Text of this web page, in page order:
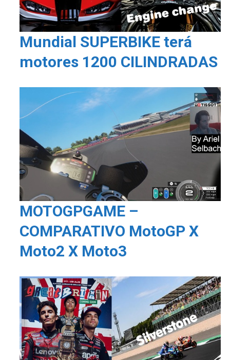
Mundial SUPERBIKE terá
motores 1200 CILINDRADAS
MOTOGPGAME –
COMPARATIVO MotoGP X
Moto2 X Moto3